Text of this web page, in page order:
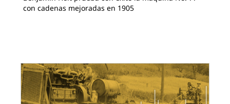
con cadenas mejoradas en 1905